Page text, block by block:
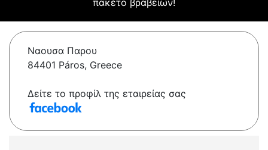
πακέτο βραβείων!
Ναουσα Παρου
84401 Páros, Greece
Δείτε το προφίλ της εταιρείας σας